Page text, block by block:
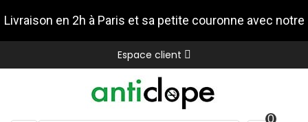
Livraison en 2h à Paris et sa petite couronne avec notre
partenaire Stuart
Espace client